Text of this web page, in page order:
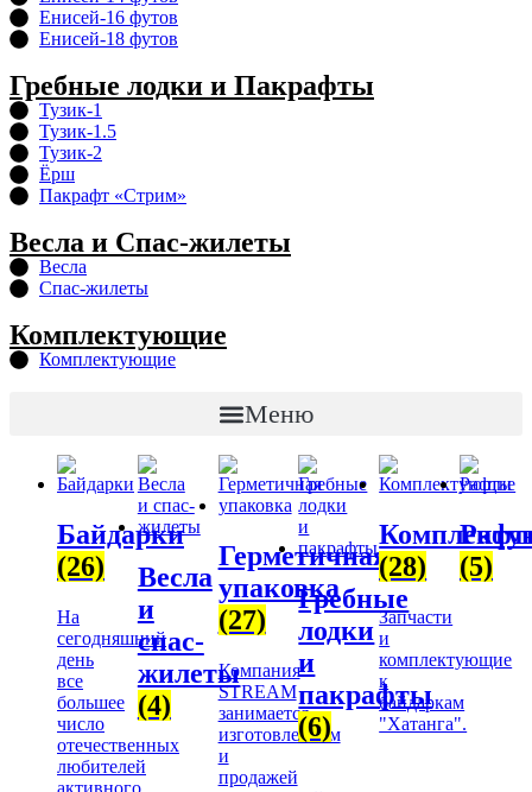
Енисей-16 футов
Енисей-18 футов
Гребные лодки и Пакрафты
Тузик-1
Тузик-1.5
Тузик-2
Ёрш
Пакрафт «Стрим»
Весла и Спас-жилеты
Весла
Спас-жилеты
Комплектующие
Комплектующие
Меню
Байдарки
(26)
На
сегодняшний
день
все
большее
число
отечественных
любителей
активного
Весла
и
спас-
жилеты
(4)
Герметичная
упаковка
(27)
Компания
STREAM
занимается
изготовлением
и
продажей
Гребные
лодки
и
пакрафты
(6)
(28)
Запчасти
и
комплектующие
к
байдаркам
"Хатанга".
(5)